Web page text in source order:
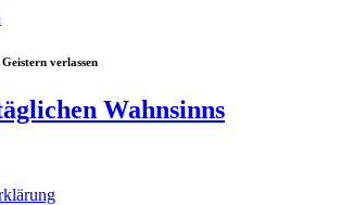
verlassen
Wahnsinns